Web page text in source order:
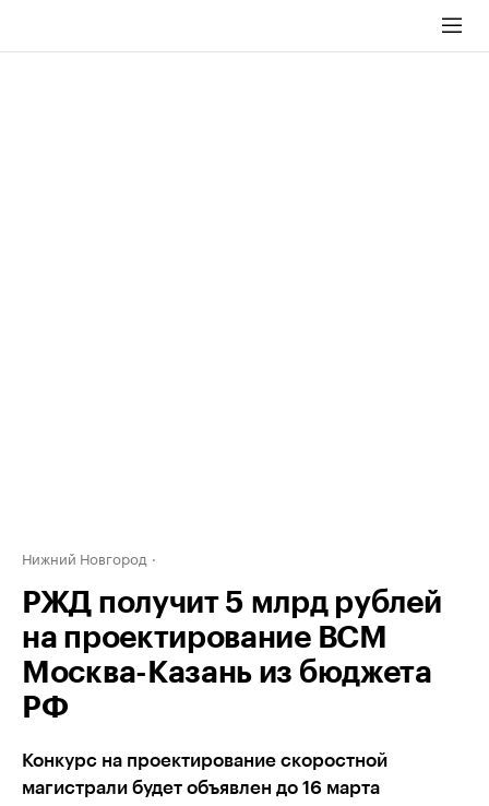
Нижний Новгород
РЖД получит 5 млрд рублей
на проектирование ВСМ
Москва-Казань из бюджета
РФ
Конкурс на проектирование скоростной
магистрали будет объявлен до 16 марта